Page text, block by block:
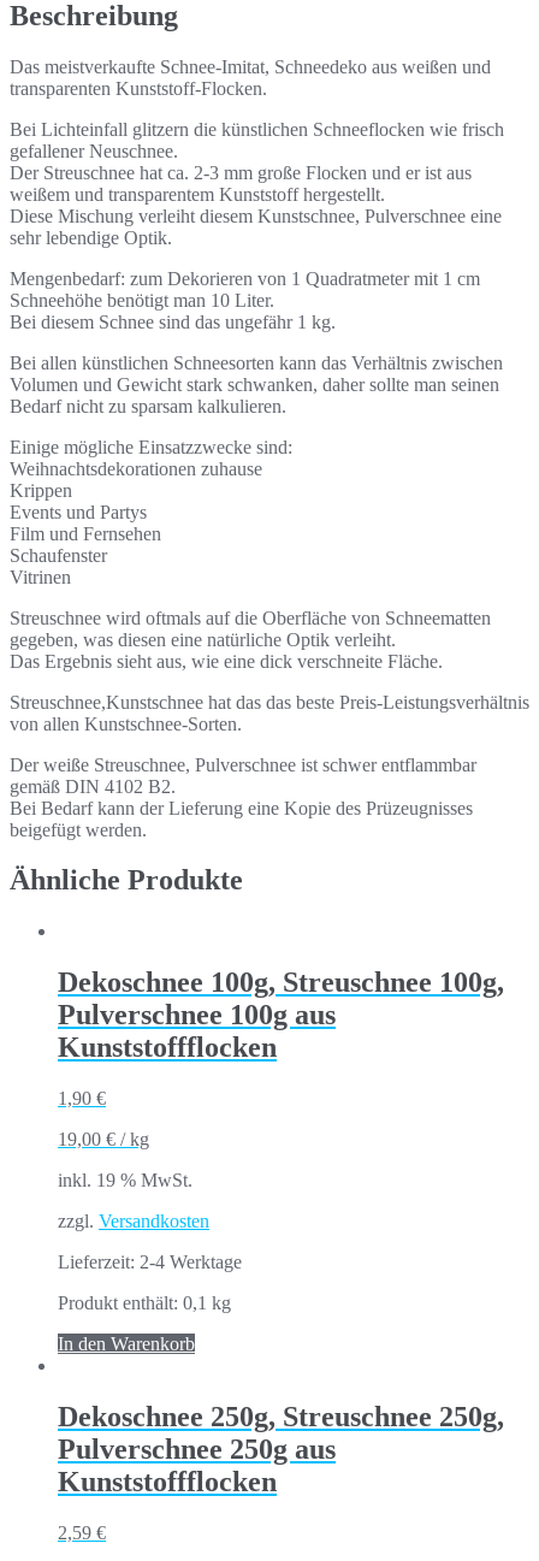
Beschreibung
Das meistverkaufte Schnee-Imitat, Schneedeko aus weißen und
transparenten Kunststoff-Flocken.
Bei Lichteinfall glitzern die künstlichen Schneeflocken wie frisch
gefallener Neuschnee.
Der Streuschnee hat ca. 2-3 mm große Flocken und er ist aus
weißem und transparentem Kunststoff hergestellt.
Diese Mischung verleiht diesem Kunstschnee, Pulverschnee eine
sehr lebendige Optik.
Mengenbedarf: zum Dekorieren von 1 Quadratmeter mit 1 cm
Schneehöhe benötigt man 10 Liter.
Bei diesem Schnee sind das ungefähr 1 kg.
Bei allen künstlichen Schneesorten kann das Verhältnis zwischen
Volumen und Gewicht stark schwanken, daher sollte man seinen
Bedarf nicht zu sparsam kalkulieren.
Einige mögliche Einsatzzwecke sind:
Weihnachtsdekorationen zuhause
Krippen
Events und Partys
Film und Fernsehen
Schaufenster
Vitrinen
Streuschnee wird oftmals auf die Oberfläche von Schneematten
gegeben, was diesen eine natürliche Optik verleiht.
Das Ergebnis sieht aus, wie eine dick verschneite Fläche.
Streuschnee,Kunstschnee hat das das beste Preis-Leistungsverhältnis
von allen Kunstschnee-Sorten.
Der weiße Streuschnee, Pulverschnee ist schwer entflammbar
gemäß DIN 4102 B2.
Bei Bedarf kann der Lieferung eine Kopie des Prüzeugnisses
beigefügt werden.
Ähnliche Produkte
Dekoschnee 100g, Streuschnee 100g,
Pulverschnee 100g aus
Kunststoffflocken
1,90 €
19,00 € /kg
inkl. 19 % MwSt.
zzgl. Versandkosten
Lieferzeit: 2-4 Werktage
Produkt enthält: 0,1 kg
In den Warenkorb
Dekoschnee 250g, Streuschnee 250g,
Pulverschnee 250g aus
Kunststoffflocken
2,59 €